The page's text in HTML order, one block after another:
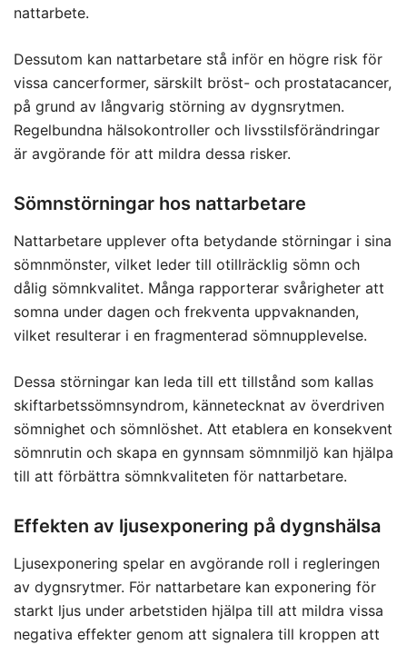
nattarbete.
Dessutom kan nattarbetare stå inför en högre risk för
vissa cancerformer, särskilt bröst- och prostatacancer,
på grund av långvarig störning av dygnsrytmen.
Regelbundna hälsokontroller och livsstilsförändringar
är avgörande för att mildra dessa risker.
Sömnstörningar hos nattarbetare
Nattarbetare upplever ofta betydande störningar i sina
sömnmönster, vilket leder till otillräcklig sömn och
dålig sömnkvalitet. Många rapporterar svårigheter att
somna under dagen och frekventa uppvaknanden,
vilket resulterar i en fragmenterad sömnupplevelse.
Dessa störningar kan leda till ett tillstånd som kallas
skiftarbetssömnsyndrom, kännetecknat av överdriven
sömnighet och sömnlöshet. Att etablera en konsekvent
sömnrutin och skapa en gynnsam sömnmiljö kan hjälpa
till att förbättra sömnkvaliteten för nattarbetare.
Effekten av ljusexponering på dygnshälsa
Ljusexponering spelar en avgörande roll i regleringen
av dygnsrytmer. För nattarbetare kan exponering för
starkt ljus under arbetstiden hjälpa till att mildra vissa
negativa effekter genom att signalera till kroppen att